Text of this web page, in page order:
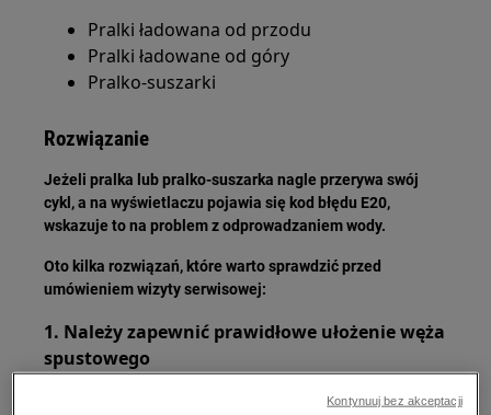
Pralki ładowana od przodu
Pralki ładowane od góry
Pralko-suszarki
Rozwiązanie
Jeżeli pralka lub pralko-suszarka nagle przerywa swój
cykl, a na wyświetlaczu pojawia się kod błędu E20,
wskazuje to na problem z odprowadzaniem wody.
Oto kilka rozwiązań, które warto sprawdzić przed
umówieniem wizyty serwisowej:
1. Należy zapewnić prawidłowe ułożenie węża
spustowego
Wąż spustowy nie powinien wchodzić w odpływ
Kontynuuj bez akceptacji